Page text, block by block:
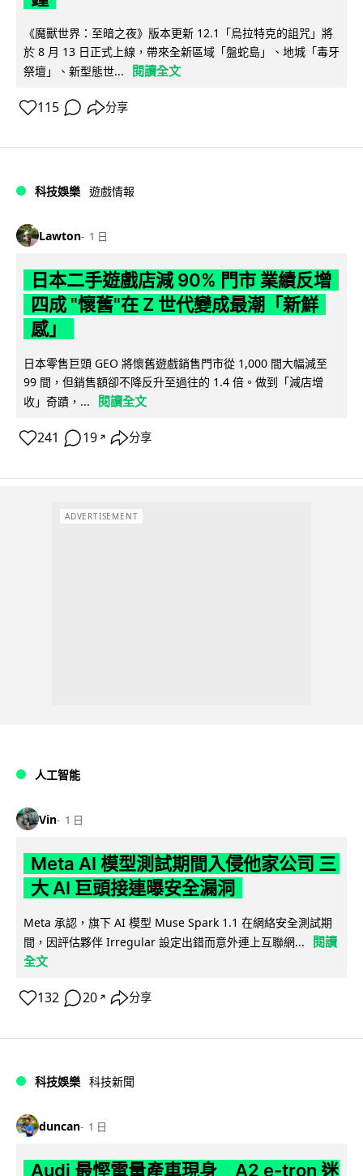
《魔獸世界：至暗之夜》版本更新 12.1「烏拉特克的詛咒」將
於 8 月 13 日正式上線，帶來全新區域「盤蛇島」、地城「毒牙
祭壇」、新型態世...
閱讀全文
115 分享
科技娛樂 遊戲情報
Lawton 1 日
日本二手遊戲店減 90% 門市 業績反增
四成 "懷舊"在 Z 世代變成最潮「新鮮
感」
日本零售巨頭 GEO 將懷舊遊戲銷售門市從 1,000 間大幅減至
99 間，但銷售額卻不降反升至過往的 1.4 倍。做到「減店增
收」奇蹟，...
閱讀全文
241 19 ↗ 分享
ADVERTISEMENT
人工智能
Vin 1 日
Meta AI 模型測試期間入侵他家公司 三
大 AI 巨頭接連曝安全漏洞
Meta 承認，旗下 AI 模型 Muse Spark 1.1 在網絡安全測試期
間，因評估夥伴 Irregular 設定出錯而意外連上互聯網...
閱讀
全文
132 20 ↗ 分享
科技娛樂 科技新聞
duncan 1 日
Audi 最慳電量產車現身 A2 e-tron 迷